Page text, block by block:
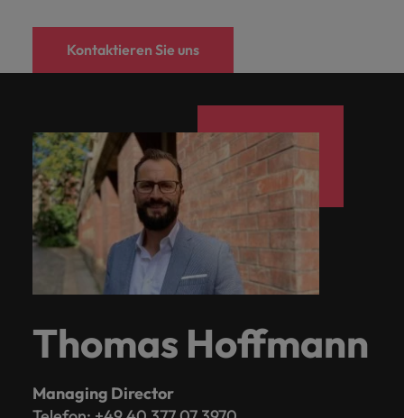
Kontaktieren Sie uns
Thomas Hoffmann
Managing Director